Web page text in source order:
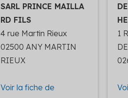
SARL PRINCE MAILLA
RD FILS
4 rue Martin Rieux
02500 ANY MARTIN
RIEUX
Voir la fiche de
HE
1